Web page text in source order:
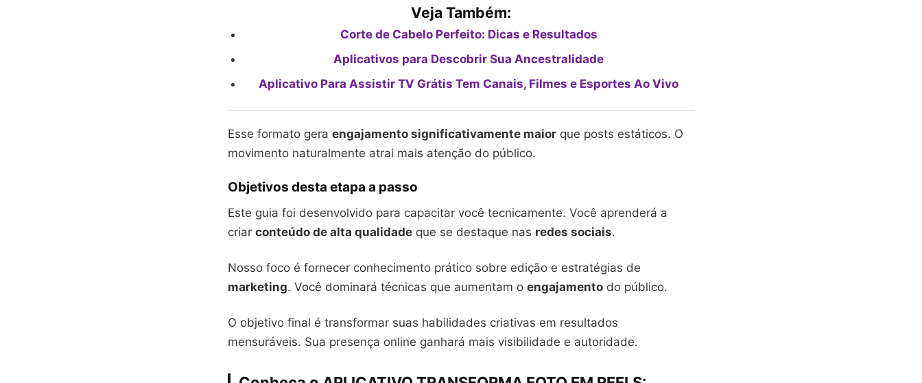
Veja Também:
Corte de Cabelo Perfeito: Dicas e Resultados
Aplicativos para Descobrir Sua Ancestralidade
Aplicativo Para Assistir TV Grátis Tem Canais, Filmes e Esportes Ao Vivo
Esse formato gera engajamento significativamente maior que posts estáticos. O
movimento naturalmente atrai mais atenção do público.
Objetivos desta etapa a passo
Este guia foi desenvolvido para capacitar você tecnicamente. Você aprenderá a
criar conteúdo de alta qualidade que se destaque nas redes sociais.
Nosso foco é fornecer conhecimento prático sobre edição e estratégias de
marketing. Você dominará técnicas que aumentam o engajamento do público.
O objetivo final é transformar suas habilidades criativas em resultados
mensuráveis. Sua presença online ganhará mais visibilidade e autoridade.